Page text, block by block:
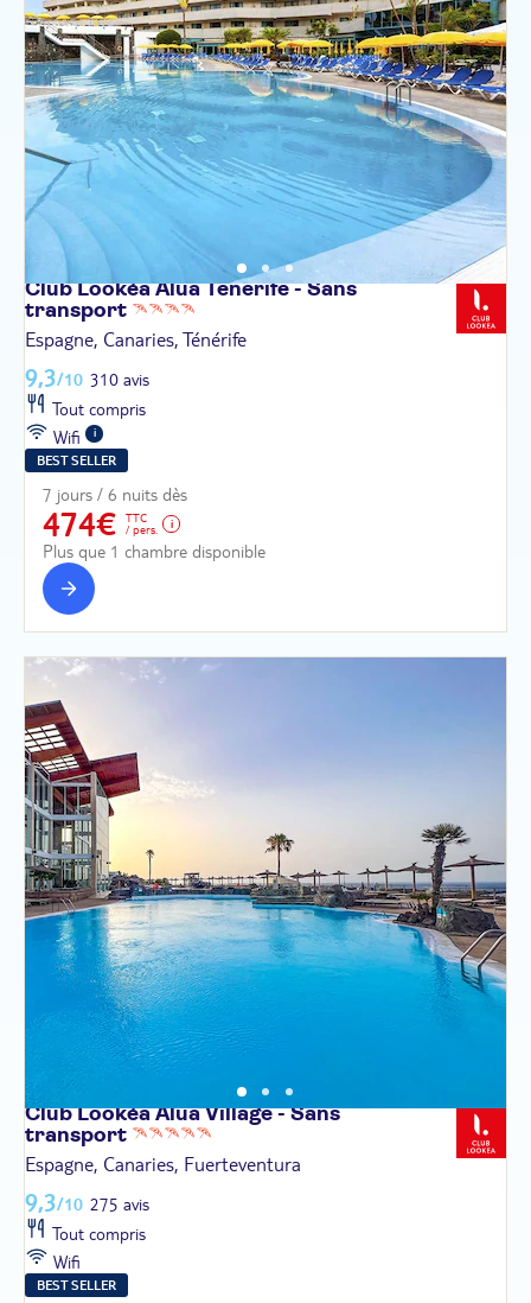
Club Lookéa Alua Tenerife - Sans
transport
Espagne, Canaries, Ténérife
9,3/10 310 avis
Tout compris
Wifi
BEST SELLER
7 jours / 6 nuits dès
474€
TTC
/ pers.
Plus que 1 chambre disponible
Club Lookéa Alua Village - Sans
transport
Espagne, Canaries, Fuerteventura
9,3/10 275 avis
Tout compris
Wifi
BEST SELLER